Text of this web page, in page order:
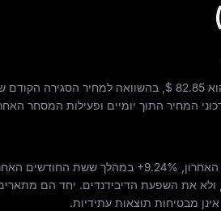
$ 82.85 , בהשוואה למחיר הסגירה הקודם
המחיר התוך יומיים ופעילות המסחר
+9.24% במהלך ששת החודשים
ולא את השפעת הדיבידנדים. יחד הם
מבטיחות תוצאות עתידיות.